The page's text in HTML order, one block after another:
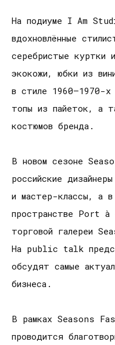
На подиуме I Am
вдохновлённые
серебристые куртки
экокожи, юбки из
в стиле 1960–1970-х
топы из пайеток, а
костюмов бренда.
В новом сезоне
российские
и мастер-классы, а в
пространстве Port à
торговой галереи
На public talk
обсудят самые
бизнеса.
В рамках Seasons
проводится